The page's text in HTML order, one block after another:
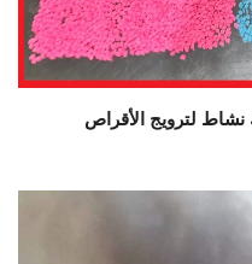
لترويج الأقراص